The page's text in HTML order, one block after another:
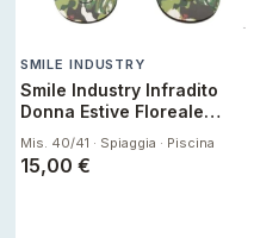
SMILE INDUSTRY
Smile Industry Infradito
Donna Estive Floreale
Antiscivolo
Mis. 40/41 · Spiaggia · Piscina
15,00 €